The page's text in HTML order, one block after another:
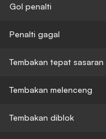
Gol penalti
Penalti gagal
Tembakan tepat sasaran
Tembakan melenceng
Tembakan diblok